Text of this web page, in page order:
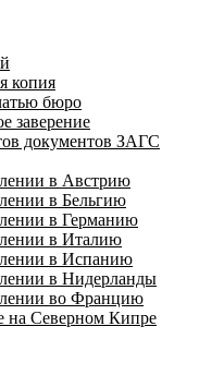
копия
бюро
заверение
документов ЗАГС
в Австрию
в Бельгию
в Германию
в Италию
в Испанию
в Нидерланды
во Францию
на Северном Кипре